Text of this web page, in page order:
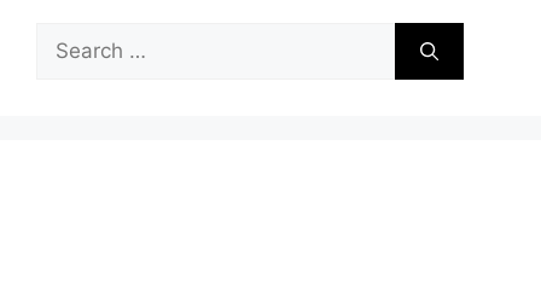
Search
for: